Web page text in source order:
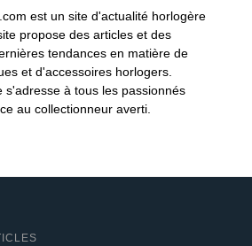
est un site d'actualité horlogère
propose des articles et des
tendances en matière de
et d'accessoires horlogers.
s'adresse à tous les passionnés
au collectionneur averti.